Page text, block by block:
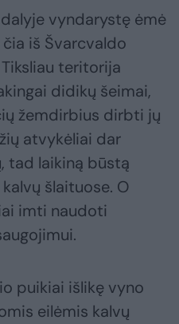
vyndarystę ėmė
iš Švarcvaldo
teritorija
didikų šeimai,
žemdirbius dirbti jų
atvykėliai dar
tad laikiną būstą
šlaituose. O
imti naudoti
puikiai išlikę vyno
eilėmis kalvų